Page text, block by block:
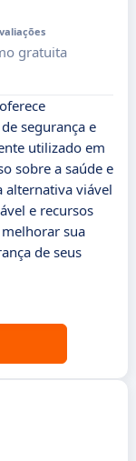
gratuita
segurança e
utilizado em
sobre a saúde e
alternativa viável
e recursos
sua
de seus